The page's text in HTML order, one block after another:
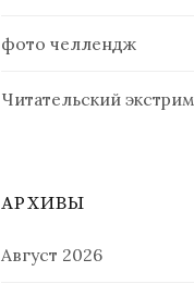
фото челлендж
Читательский экстрим
АРХИВЫ
Август 2026